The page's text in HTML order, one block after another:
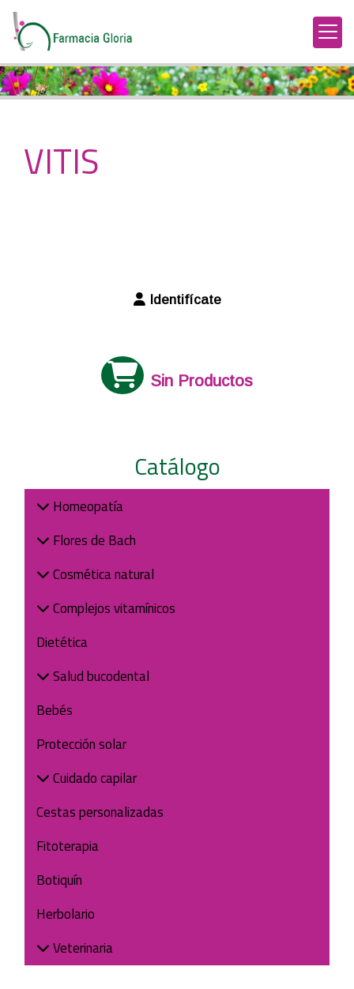
VITIS
Identifícate
Sin Productos
Catálogo
Homeopatía
Flores de Bach
Cosmética natural
Complejos vitamínicos
Dietética
Salud bucodental
Bebés
Protección solar
Cuidado capilar
Cestas personalizadas
Fitoterapia
Botiquín
Herbolario
Veterinaria